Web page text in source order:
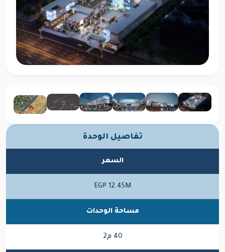
تفاصيل الوحدة
السعر
EGP 12.45M
مساحة الوحدات
40 م2